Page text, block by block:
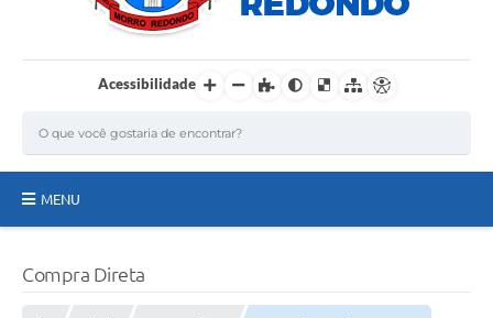
Acessibilidade
MENU
Compra Direta